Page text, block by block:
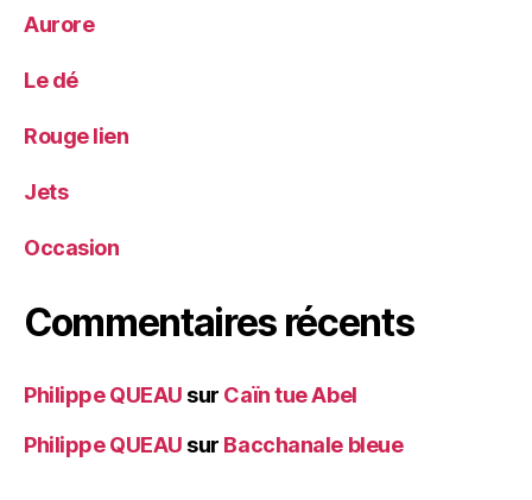
Aurore
Le dé
Rouge lien
Jets
Occasion
Commentaires récents
Philippe QUEAU sur Caïn tue Abel
Philippe QUEAU sur Bacchanale bleue